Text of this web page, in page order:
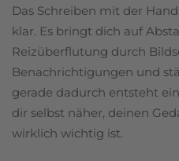
Das Schreiben mit der
klar. Es bringt dich auf
Reizüberflutung durch
Benachrichtigungen und
gerade dadurch entsteht
dir selbst näher, deinen
wirklich wichtig ist.